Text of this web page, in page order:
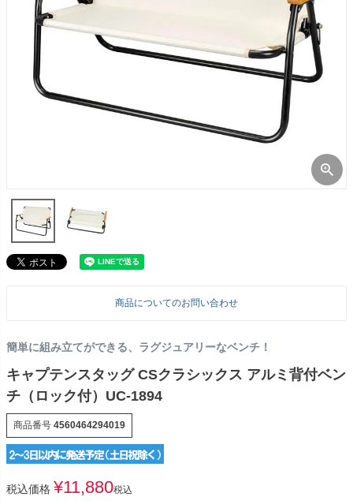
商品についてのお問い合わせ
簡単に組み立てができる、ラグジュアリーなベンチ！
キャプテンスタッグ CSクラシックス アルミ背付ベン
チ（ロック付）UC-1894
商品番号 4560464294019
税込価格 ¥11,880税込